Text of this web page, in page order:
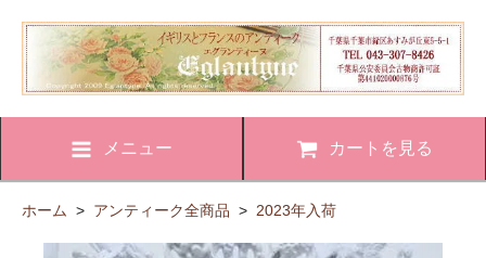
メニュー カートを見る
ホーム > アンティーク全商品 > 2023年入荷